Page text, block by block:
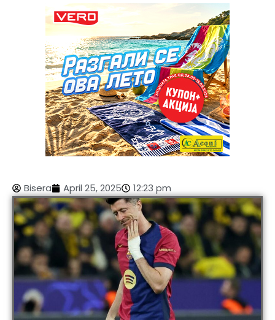
Bisera April 25, 2025 12:23 pm